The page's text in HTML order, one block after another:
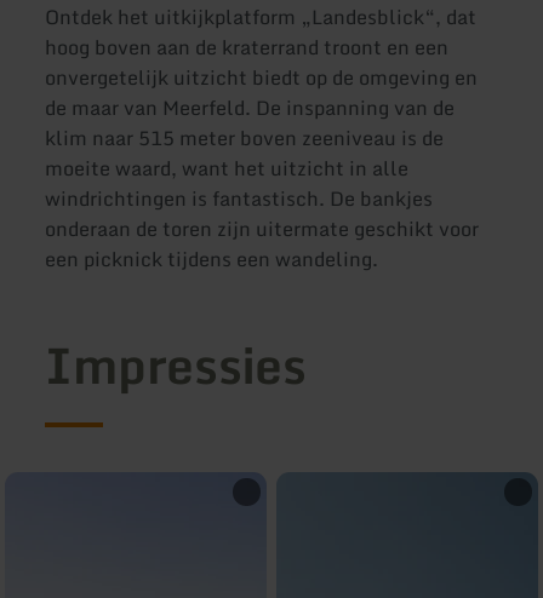
Ontdek het uitkijkplatform „Landesblick“, dat
hoog boven aan de kraterrand troont en een
onvergetelijk uitzicht biedt op de omgeving en
de maar van Meerfeld. De inspanning van de
klim naar 515 meter boven zeeniveau is de
moeite waard, want het uitzicht in alle
windrichtingen is fantastisch. De bankjes
onderaan de toren zijn uitermate geschikt voor
een picknick tijdens een wandeling.
Impressies